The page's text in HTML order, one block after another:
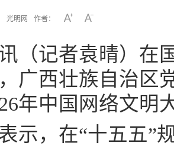
光明网 作者：
（记者袁晴）在
广西壮族自治区
年中国网络文明
示，在“十五五”